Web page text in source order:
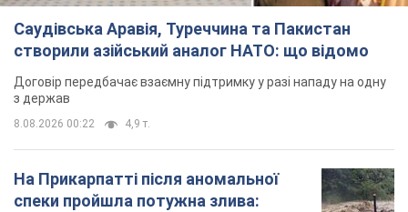
Саудівська Аравія, Туреччина та Пакистан
створили азійський аналог НАТО: що відомо
Договір передбачає взаємну підтримку у разі нападу на одну
з держав
8.08.2026 00:22 4,9 т.
На Прикарпатті після аномальної
спеки пройшла потужна злива: